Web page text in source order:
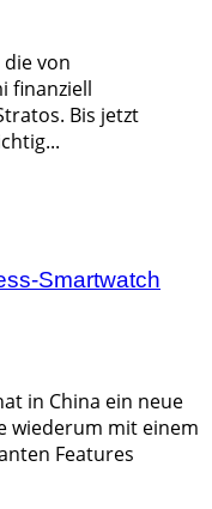
von
finanziell
Bis jetzt
Smartwatch
in China ein neue
wiederum mit einem
Features